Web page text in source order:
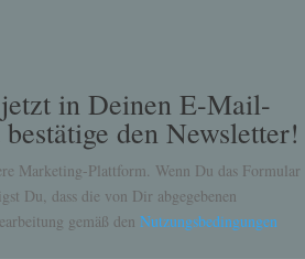
in Deinen E-Mail-
den Newsletter!
Marketing-Plattform. Wenn Du das Formular
Du, dass die von Dir abgegebenen
gemäß den Nutzungsbedingungen